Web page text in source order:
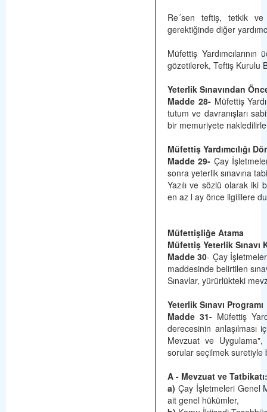
Re´sen teftiş, tetkik ve
gerektiğinde diğer
Müfettiş
gözetilerek, Teftiş Kurulu
Yeterlik Sınavından
Madde 28-Müfettiş
tutum ve davranışları
bir memuriyete
Müfettiş Yardımcılığı
Madde 29- Çay
sonra yeterlik sınavına
Yazılı ve sözlü olarak iki
en az l ay önce ilgililere
Müfettişliğe Atama
Müfettiş Yeterlik Sınavı
Madde 30- Çay
maddesinde belirtilen
Sınavlar, yürürlükteki
Yeterlik Sınavı Programı
Madde 31- Müfettiş
derecesinin anlaşılması
Mevzuat ve
sorular seçilmek suretiyle
A - Mevzuat ve Tatbikatı:
a) Çay İşletmeleri Genel
ait genel hükümler,